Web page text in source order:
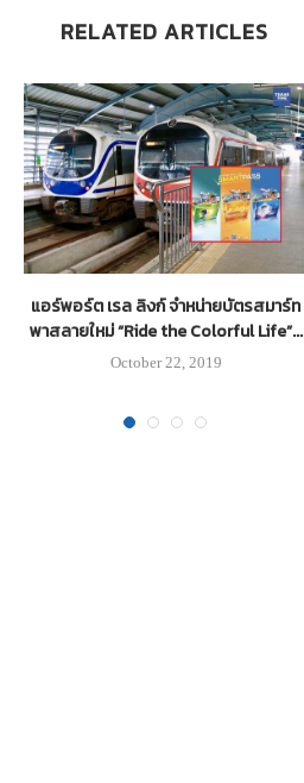
RELATED ARTICLES
แอร์พอร์ต เรล ลิงก์ จำหน่ายบัตรสมาร์ท
พาสลายใหม่ “Ride the Colorful Life”...
October 22, 2019